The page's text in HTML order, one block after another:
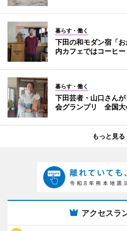
暮らす・働く
下田の和モダン宿「
内カフェではコーヒー
暮らす・働く
下田芸者・山口さん
会グランプリ 全国大
もっと見る
アクセスラ